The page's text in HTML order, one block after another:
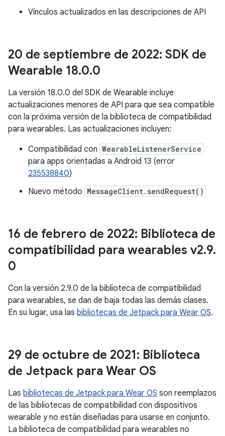
Vínculos actualizados en las descripciones de API
20 de septiembre de 2022: SDK de
Wearable 18.0.0
La versión 18.0.0 del SDK de Wearable incluye
actualizaciones menores de API para que sea compatible
con la próxima versión de la biblioteca de compatibilidad
para wearables. Las actualizaciones incluyen:
Compatibilidad con WearableListenerService
para apps orientadas a Android 13 (error
235538840)
Nuevo método MessageClient.sendRequest()
16 de febrero de 2022: Biblioteca de
compatibilidad para wearables v2.9.
0
Con la versión 2.9.0 de la biblioteca de compatibilidad
para wearables, se dan de baja todas las demás clases.
En su lugar, usa las bibliotecas de Jetpack para Wear OS.
29 de octubre de 2021: Biblioteca
de Jetpack para Wear OS
Las bibliotecas de Jetpack para Wear OS son reemplazos
de las bibliotecas de compatibilidad con dispositivos
wearable y no están diseñadas para usarse en conjunto.
La biblioteca de compatibilidad para wearables no